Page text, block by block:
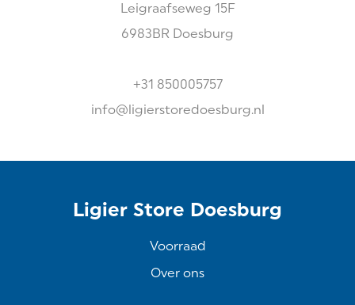
Leigraafseweg 15F
6983BR Doesburg
+31 850005757
info@ligierstoredoesburg.nl
Ligier Store Doesburg
Voorraad
Over ons